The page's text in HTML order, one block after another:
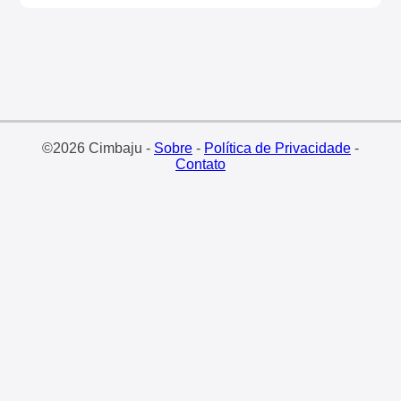
©2026 Cimbaju - Sobre- Política de Privacidade-
Contato